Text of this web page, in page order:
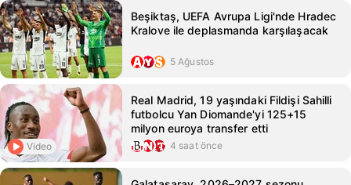
Beşiktaş, UEFA Avrupa Ligi'nde Hradec
Kralove ile deplasmanda karşılaşacak
5 Ağustos
Video
Real Madrid, 19 yaşındaki Fildişi Sahilli
futbolcu Yan Diomande'yi 125+15
milyon euroya transfer etti
4 saat önce